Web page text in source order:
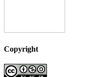
Copyright